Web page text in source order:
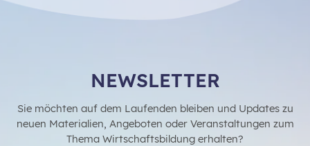
NEWSLETTER
Sie möchten auf dem Laufenden bleiben und Updates zu
neuen Materialien, Angeboten oder Veranstaltungen zum
Thema Wirtschaftsbildung erhalten?